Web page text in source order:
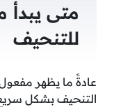
متى يبدأ
للتنحيف
عادةً ما يظهر
التنحيف بشكل